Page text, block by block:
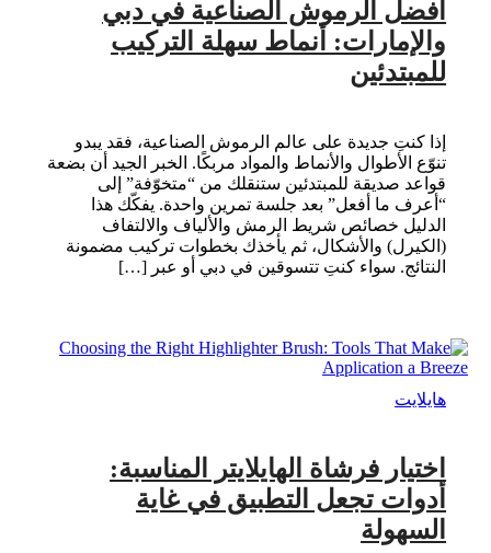
أفضل الرموش الصناعية في دبي
والإمارات: أنماط سهلة التركيب
للمبتدئين
إذا كنتِ جديدة على عالم الرموش الصناعية، فقد يبدو
تنوّع الأطوال والأنماط والمواد مربكًا. الخبر الجيد أن بضعة
قواعد صديقة للمبتدئين ستنقلك من “متخوّفة” إلى
“أعرف ما أفعل” بعد جلسة تمرين واحدة. يفكّك هذا
الدليل خصائص شريط الرمش والألياف والالتفاف
(الكيرل) والأشكال، ثم يأخذك بخطوات تركيب مضمونة
النتائج. سواء كنتِ تتسوقين في دبي أو عبر […]
هايلايت
اختيار فرشاة الهايلايتر المناسبة:
أدوات تجعل التطبيق في غاية
السهولة